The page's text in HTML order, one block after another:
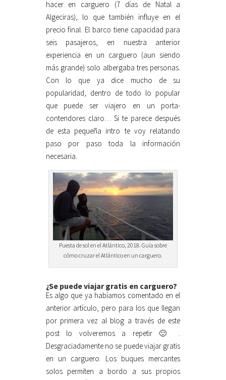
hacer en carguero (7 días de Natal a
Algeciras), lo que también influye en el
precio final. El barco tiene capacidad para
seis pasajeros, en nuestra anterior
experiencia en un carguero (aun siendo
más grande) solo albergaba tres personas.
Con lo que ya dice mucho de su
popularidad, dentro de todo lo popular
que puede ser viajero en un porta-
contendores claro… Si te parece después
de esta pequeña intro te voy relatando
paso por paso toda la información
necesaria.
Puesta de sol en el Atlántico, 2018. Guía sobre
cómo cruzar el Atlántico en un carguero.
¿Se puede viajar gratis en carguero?
Es algo que ya habíamos comentado en el
anterior artículo, pero para los que llegan
por primera vez al blog a través de este
post lo volveremos a repetir 🙂 .
Desgraciadamente no se puede viajar gratis
en un carguero. Los buques mercantes
solos permiten a bordo a sus propios